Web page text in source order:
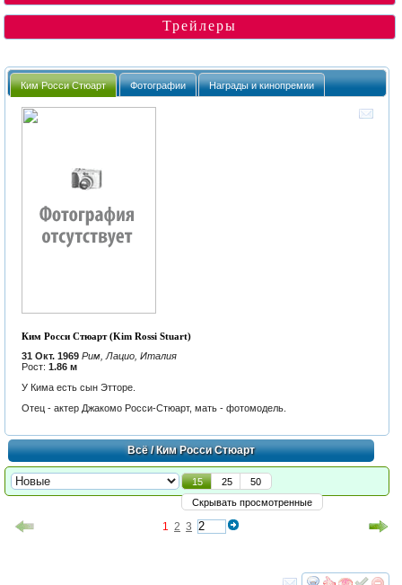
Трейлеры
Ким Росси Стюарт Фотографии Награды и кинопремии
Ким Росси Стюарт (Kim Rossi Stuart)
31 Окт. 1969 Рим, Лацио, Италия
Рост: 1.86 м
У Кима есть сын Этторе.
Отец - актер Джакомо Росси-Стюарт, мать - фотомодель.
Всё/ Ким Росси Стюарт
15 25
50
Скрывать просмотренные
1 2 3